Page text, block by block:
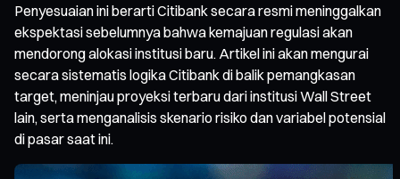
Penyesuaian ini berarti Citibank secara resmi meninggalkan
ekspektasi sebelumnya bahwa kemajuan regulasi akan
mendorong alokasi institusi baru. Artikel ini akan mengurai
secara sistematis logika Citibank di balik pemangkasan
target, meninjau proyeksi terbaru dari institusi Wall Street
lain, serta menganalisis skenario risiko dan variabel potensial
di pasar saat ini.